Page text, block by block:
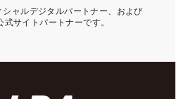
ャルデジタルパートナー、および
式サイトパートナーです。